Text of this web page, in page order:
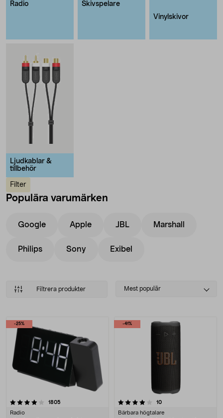
Radio
Skivspelare
Vinylskivor
Ljudkablar &
tillbehör
Filter
Populära varumärken
Google Apple JBL Marshall
Philips Sony Exibel
Filtrera produkter
Select
Mest populär
Produkter
-25%
1805
Radio
-41%
4.0 av 5 stjärnor 10recensioner
Bärbara högtalare